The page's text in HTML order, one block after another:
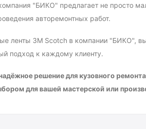
"БИКО" предлагает не просто
авторемонтных работ.
ленты 3M Scotch в компании "БИКО", вы
подход к каждому клиенту.
решение для кузовного
для вашей мастерской или